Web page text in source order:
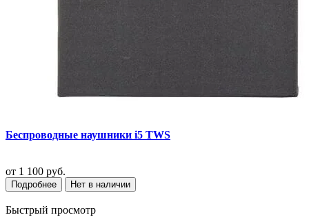
Беспроводные наушники i5 TWS
от 1 100 руб.
Подробнее Нет в наличии
Быстрый просмотр